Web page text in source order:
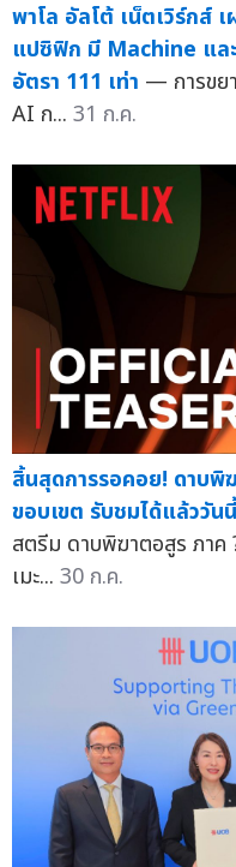
พาโล อัลโต้ เน็ตเวิร์กส์
แปซิฟิก มี Machine แ
อัตรา 111 เท่า — การขย
AI ก... 31 ก.ค.
สิ้นสุดการรอคอย! ดาบพิ
ขอบเขต รับชมได้แล้ววั
สตรีม ดาบพิฆาตอสูร ภาค
เมะ... 30 ก.ค.